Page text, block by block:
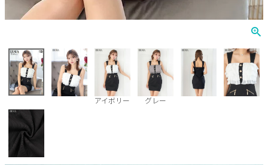
JENNNY
COMEX
Rechercher
Pleaser
アイボリー グレー